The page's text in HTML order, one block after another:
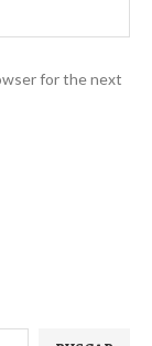
for the next